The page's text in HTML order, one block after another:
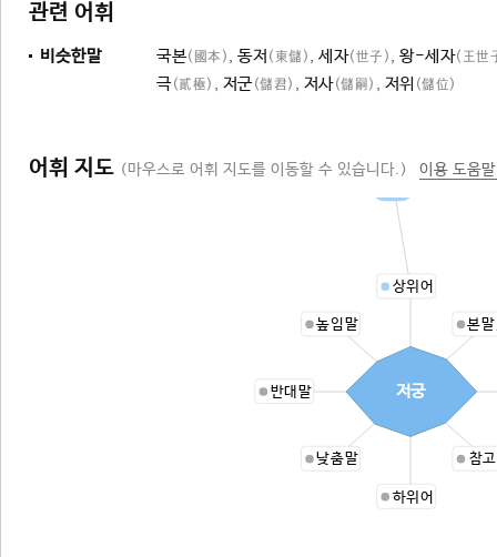
관련 어휘
비슷한말 국본(國本) , 동저 (東儲) , 세자(世子) , 왕-세자(王世
극(貳極) , 저군(儲君) , 저사(儲嗣) , 저위 (儲位)
어휘 지도 (마우스로 어휘 지도를 이동할 수 있습니다.) 이용 도움
상위어
본
참
하위어
낮춤말
반대말
높임말
저궁